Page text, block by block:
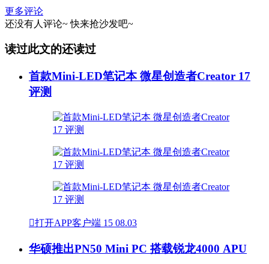
更多评论
还没有人评论~ 快来抢沙发吧~
读过此文的还读过
首款Mini-LED笔记本 微星创造者Creator 17
评测
打开APP客户端 15 08.03
华硕推出PN50 Mini PC 搭载锐龙4000 APU